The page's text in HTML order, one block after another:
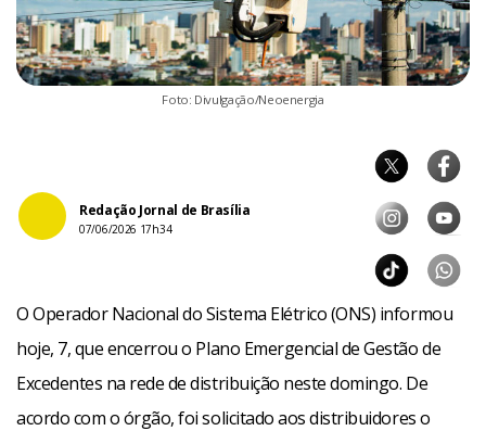
Foto: Divulgação/Neoenergia
Redação Jornal de Brasília
07/06/2026 17h34
O Operador Nacional do Sistema Elétrico (ONS) informou
hoje, 7, que encerrou o Plano Emergencial de Gestão de
Excedentes na rede de distribuição neste domingo. De
acordo com o órgão, foi solicitado aos distribuidores o